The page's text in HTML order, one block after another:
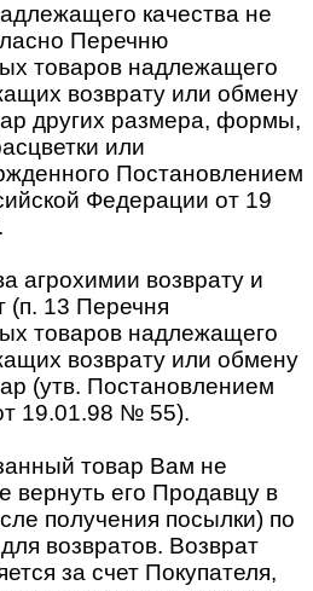
качества не
Перечню
товаров надлежащего
возврату или обмену
других размера, формы,
или
Постановлением
Федерации от 19
агрохимии возврату и
(п. 13 Перечня
товаров надлежащего
возврату или обмену
(утв. Постановлением
19.01.98 № 55).
товар Вам не
вернуть его Продавцу в
получения посылки) по
возвратов. Возврат
за счет Покупателя,